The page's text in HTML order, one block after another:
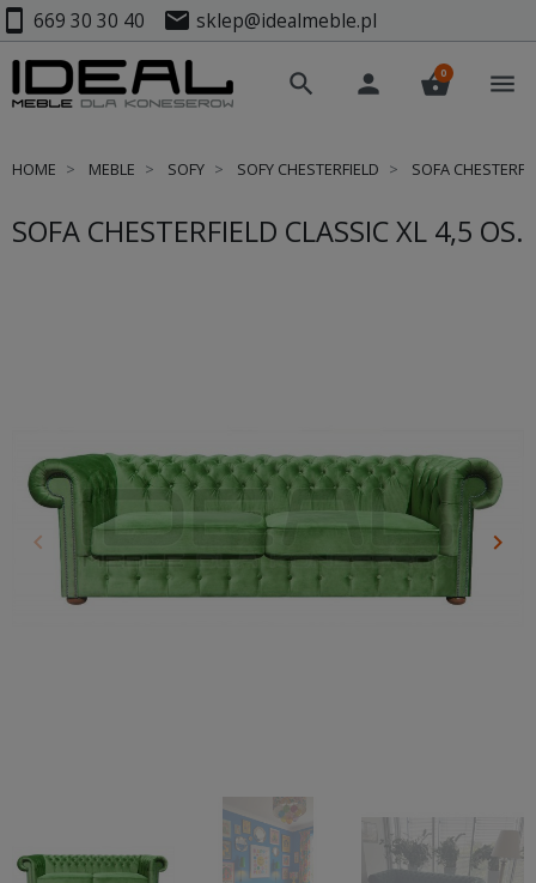
smartphone 669 30 30 40 mail sklep@idealmeble.pl
search person shopping_basket
0 menu
HOME MEBLE SOFY SOFY CHESTERFIELD SOFA
SOFA CHESTERFIELD CLASSIC XL 4,5 OS.
Poprzedni
keyboard_arrow_left keyboard_arrow_right